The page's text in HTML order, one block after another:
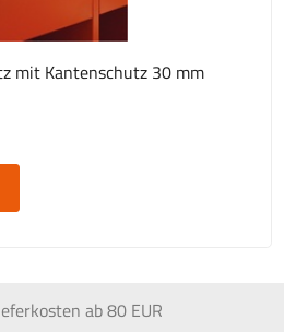
mit Kantenschutz 30 mm
ab 80 EUR